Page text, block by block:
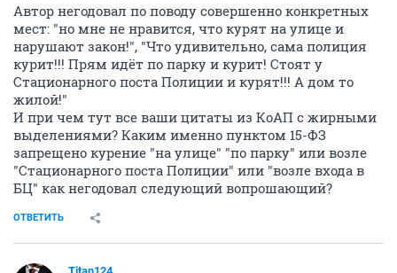
Автор негодовал по поводу совершенно конкретных
мест: "но мне не нравится, что курят на улице и
нарушают закон!", "Что удивительно, сама полиция
курит!!! Прям идёт по парку и курит! Стоят у
Стационарного поста Полиции и курят!!! А дом то
жилой!"
И при чем тут все ваши цитаты из КоАП с жирными
выделениями? Каким именно пунктом 15-ФЗ
запрещено курение "на улице" "по парку" или возле
"Стационарного поста Полиции" или "возле входа в
БЦ" как негодовал следующий вопрошающий?
ОТВЕТИТЬ